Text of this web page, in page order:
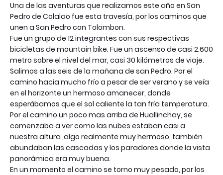
Una de las aventuras que realizamos este año en San
Pedro de Colalao fue esta travesía, por los caminos que
unen a San Pedro con Tolombon.
Fue un grupo de 12 integrantes con sus respectivas
bicicletas de mountain bike. Fue un ascenso de casi 2.600
metro sobre el nivel del mar, casi 30 kilómetros de viaje.
Salimos a las seis de la mañana de san Pedro. Por el
camino hacia mucho frío a pesar de ser verano y se veía
en el horizonte un hermoso amanecer, donde
esperábamos que el sol caliente la tan fría temperatura.
Por el camino un poco mas arriba de Huallinchay, se
comenzaba a ver como las nubes estaban casi a
nuestra altura ,algo realmente muy hermoso, también
abundaban las cascadas y los paradores donde la vista
panorámica era muy buena.
En un momento el camino se torno muy pesado, por los